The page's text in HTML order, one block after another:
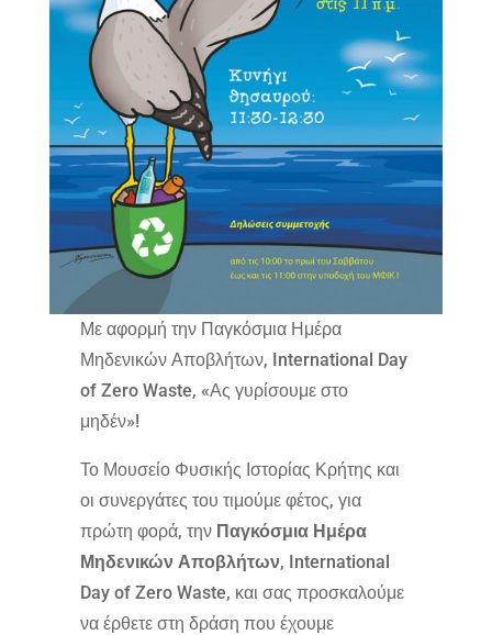
Με αφορμή την Παγκόσμια Ημέρα
Μηδενικών Αποβλήτων, International Day
of Zero Waste, «Ας γυρίσουμε στο
μηδέν»!
Το Μουσείο Φυσικής Ιστορίας Κρήτης και
οι συνεργάτες του τιμούμε φέτος, για
πρώτη φορά, την Παγκόσμια Ημέρα
Μηδενικών Αποβλήτων, International
Day of Zero Waste, και σας προσκαλούμε
να έρθετε στη δράση που έχουμε